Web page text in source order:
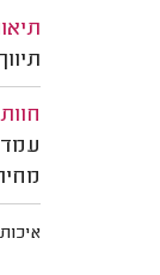
איכות